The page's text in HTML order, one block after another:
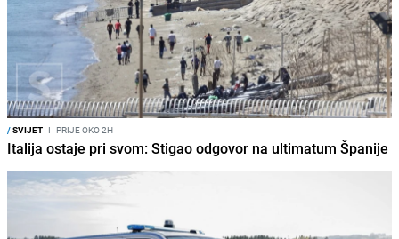
/SVIJET I PRIJE OKO 2H
Italija ostaje pri svom: Stigao odgovor na ultimatum Španije